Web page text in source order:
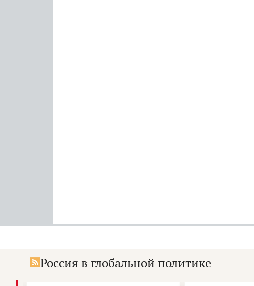
Россия в глобальной политике